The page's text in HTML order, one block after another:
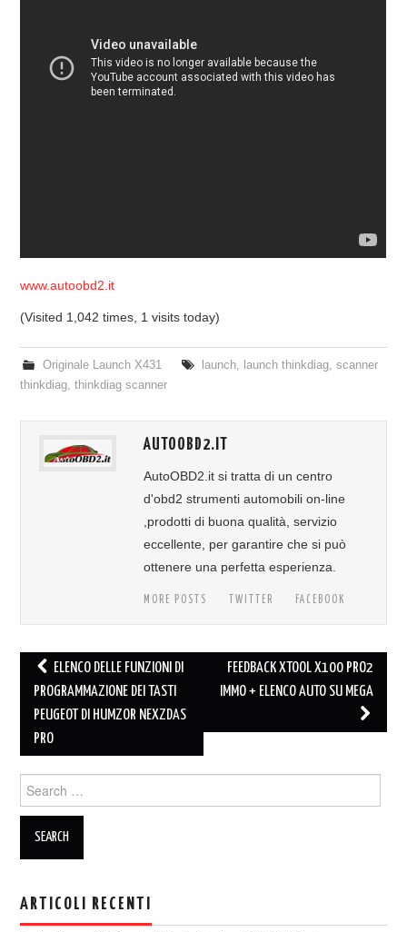
www.autoobd2.it
(Visited 1,042 times, 1 visits today)
Originale Launch X431 launch, launch thinkdiag, scanner
thinkdiag,thinkdiag scanner
AUTOOBD2.IT
AutoOBD2.it si tratta di un centro
d'obd2 strumenti automobili on-line
,prodotti di buona qualità, servizio
eccellente, per garantire che si può
ottenere una perfetta esperienza.
MORE POSTS TWITTER FACEBOOK
Post navigation
ELENCO DELLE FUNZIONI DI
PROGRAMMAZIONE DEI TASTI
PEUGEOT DI HUMZOR NEXZDAS
PRO
FEEDBACK XTOOL X100 PRO2
IMMO + ELENCO AUTO SU MEGA
Search for:
ARTICOLI RECENTI